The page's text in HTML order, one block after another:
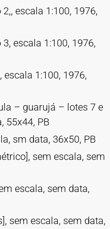
escala 1:100, 1976,
escala 1:100, 1976,
1:100, 1976,
– guarujá – lotes 7 e
55x44, PB
sm data, 36x50, PB
sem escala, sem
escala, sem data,
sem escala, sem data,